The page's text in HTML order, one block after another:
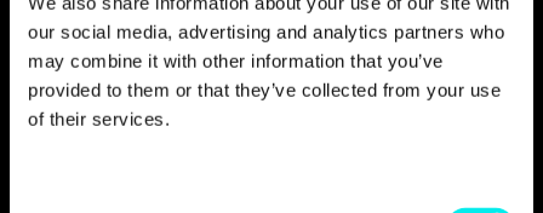
our social media, advertising and analytics partners who
may combine it with other information that you’ve
provided to them or that they’ve collected from your use
of their services.